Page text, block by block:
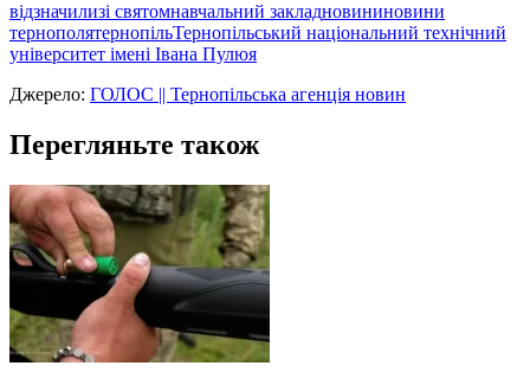
відзначилизі святомнавчальний закладновининовини
тернополятернопільТернопільський національний технічний
університет імені Івана Пулюя
Джерело: ГОЛОС || Тернопільська агенція новин
Перегляньте також